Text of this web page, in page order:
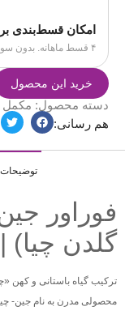
امکان قسط‌بندی
۴ قسط ماهانه. بدون سود، چک و ضامن.
خرید این محصول
دسته محصول: مکمل
هم رسانی:
فوراور
گلدن چیا) | Forever Gin Chia
ترکیب گیاه باستانی و کهن
محصولی مدرن به نام جین-